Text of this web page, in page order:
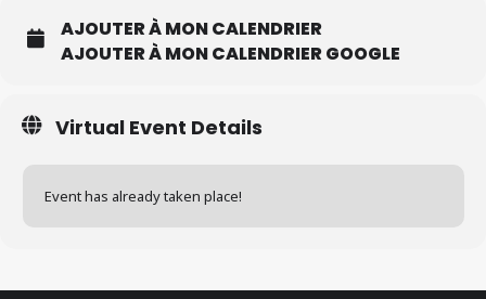
AJOUTER À MON CALENDRIER
AJOUTER À MON CALENDRIER GOOGLE
Virtual Event Details
Event has already taken place!